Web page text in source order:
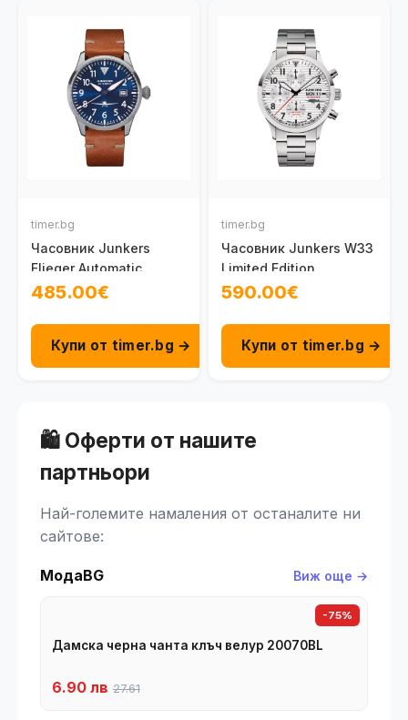
timer.bg
Часовник Junkers
Flieger Automatic
100095801010
485.00€
Купи от timer.bg →
timer.bg
Часовник Junkers W33
Limited Edition
100091402031
590.00€
Купи от timer.bg →
🛍️ Оферти от нашите
партньори
Най-големите намаления от останалите ни
сайтове:
МодаBG Виж още →
-75%
Дамска черна чанта клъч велур 20070BL
6.90 лв 27.61